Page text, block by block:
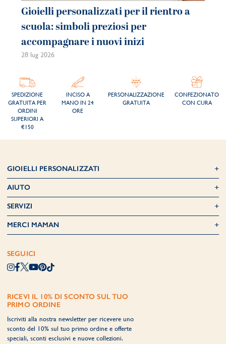
Gioielli personalizzati per il rientro a
scuola: simboli preziosi per
accompagnare i nuovi inizi
28 lug 2026
SPEDIZIONE
GRATUITA PER
ORDINI
SUPERIORI A
€150
INCISO A
MANO IN 24
ORE
PERSONALIZZAZIONE
GRATUITA
CONFEZIONATO
CON CURA
GIOIELLI PERSONALIZZATI
AIUTO
SERVIZI
MERCI MAMAN
SEGUICI
RICEVI IL 10% DI SCONTO SUL TUO
PRIMO ORDINE
Iscriviti alla nostra newsletter per ricevere uno
sconto del 10% sul tuo primo ordine e offerte
speciali, sconti esclusivi e nuove collezioni.